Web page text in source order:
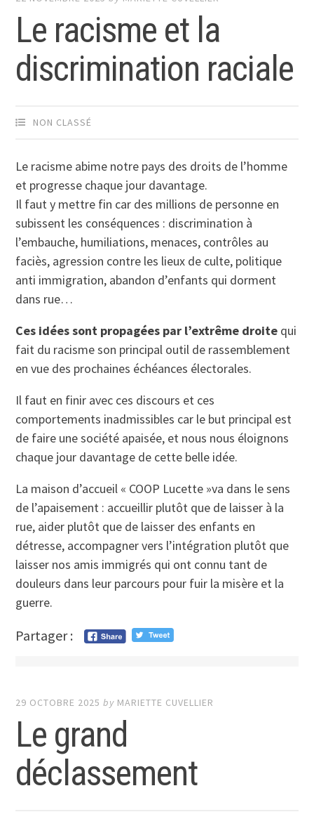
Le racisme et la
discrimination raciale
NON CLASSÉ
Le racisme abime notre pays des droits de l’homme
et progresse chaque jour davantage.
Il faut y mettre fin car des millions de personne en
subissent les conséquences : discrimination à
l’embauche, humiliations, menaces, contrôles au
faciès, agression contre les lieux de culte, politique
anti immigration, abandon d’enfants qui dorment
dans rue…
Ces idées sont propagées par l’extrême droite qui
fait du racisme son principal outil de rassemblement
en vue des prochaines échéances électorales.
Il faut en finir avec ces discours et ces
comportements inadmissibles car le but principal est
de faire une société apaisée, et nous nous éloignons
chaque jour davantage de cette belle idée.
La maison d’accueil « COOP Lucette »va dans le sens
de l’apaisement : accueillir plutôt que de laisser à la
rue, aider plutôt que de laisser des enfants en
détresse, accompagner vers l’intégration plutôt que
laisser nos amis immigrés qui ont connu tant de
douleurs dans leur parcours pour fuir la misère et la
guerre.
Partager :
29 OCTOBRE 2025 by MARIETTE CUVELLIER
Le grand
déclassement